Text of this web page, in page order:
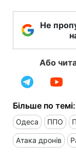
Не
Або
Більше по темі:
Одеса ППО
Атака дронів